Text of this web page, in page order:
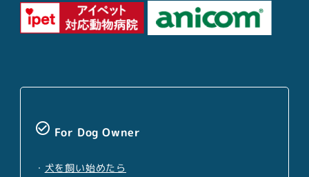
check_circle_outline For Dog Owner
・ 犬を飼い始めたら